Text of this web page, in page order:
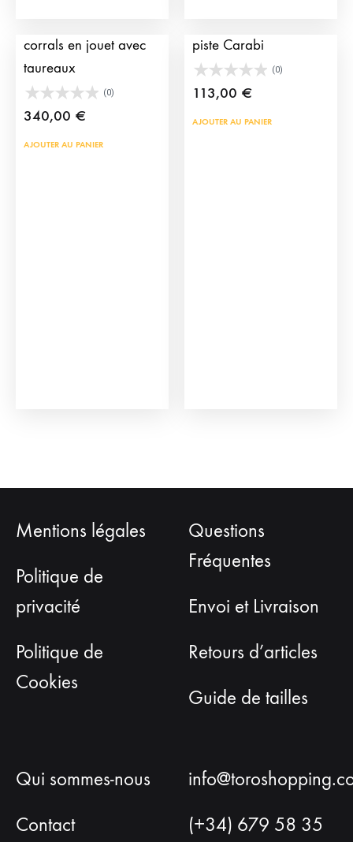
corrals en jouet avec
taureaux
(0)
340,00 €
AJOUTER AU PANIER
piste Carabi
(0)
113,00 €
AJOUTER AU PANIER
Mentions légales
Politique de
privacité
Politique de
Cookies
Questions
Fréquentes
Envoi et Livraison
Retours d’articles
Guide de tailles
Qui sommes-nous
Contact
(+34) 679 58 35